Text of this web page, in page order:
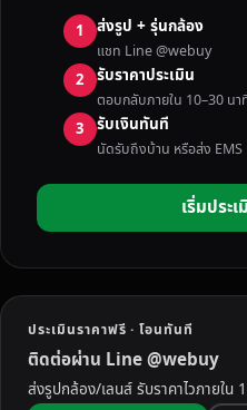
มื
อ
ส
อ
ง
ถึ
ใ
น
ญ
จ
1 ส่งรูป + รุ่นกล้อง
แชท Line @webuy
2 รับราคาประเมิน
ตอบกลับภายใน 10–30 นา
3 รับเงินทันที
นัดรับถึงบ้าน หรือส่ง EMS
เริ่มประ
ประเมินราคาฟรี · โอนทันที
ติดต่อผ่าน Line @webuy
ส่งรูปกล้อง/เลนส์ รับราคาไวภายใน